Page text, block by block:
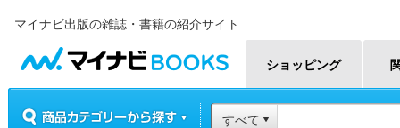
マイナビ出版の雑誌・書籍の紹介サイト
ショッピング
すべて